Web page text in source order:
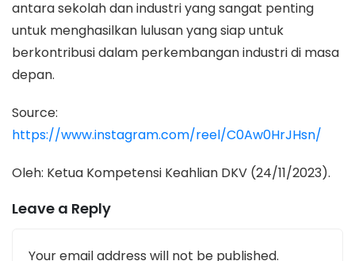
antara sekolah dan industri yang sangat penting
untuk menghasilkan lulusan yang siap untuk
berkontribusi dalam perkembangan industri di masa
depan.
Source:
https://www.instagram.com/reel/C0Aw0HrJHsn/
Oleh: Ketua Kompetensi Keahlian DKV (24/11/2023).
Leave a Reply
Your email address will not be published.